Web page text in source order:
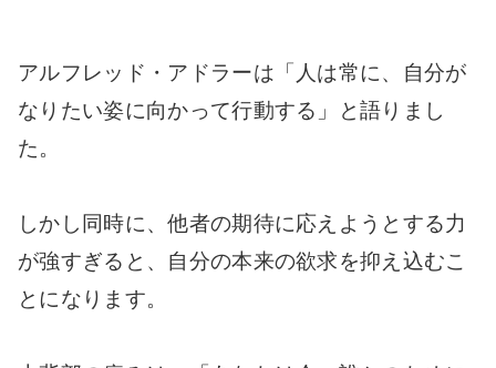
アルフレッド・アドラーは「人は常に、自分が
なりたい姿に向かって行動する」と語りまし
た。
しかし同時に、他者の期待に応えようとする力
が強すぎると、自分の本来の欲求を抑え込むこ
とになります。